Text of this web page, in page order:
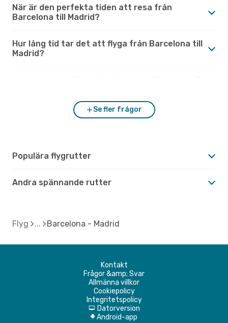
När är den perfekta tiden att resa från
Barcelona till Madrid?
Hur lång tid tar det att flyga från Barcelona till
Madrid?
Se fler frågor
Populära flygrutter
Andra spännande rutter
Flyg Barcelona - Madrid
Kontakt
Frågor &amp; Svar
Allmänna villkor
Cookiepolicy
Integritetspolicy
d Datorversion
A Android-app